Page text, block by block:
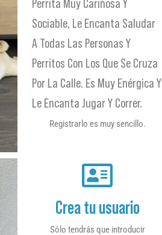
Perrita Muy Cariñosa Y
Sociable, Le Encanta Saludar
A Todas Las Personas Y
Perritos Con Los Que Se Cruza
Por La Calle. Es Muy Enérgica Y
Le Encanta Jugar Y Correr.
Registrarlo es muy sencillo.
Crea tu usuario
Sólo tendrás que introducir